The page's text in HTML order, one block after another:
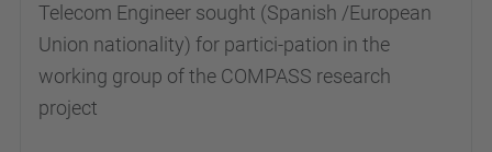
Telecom Engineer sought (Spanish /European
Union nationality) for partici-pation in the
working group of the COMPASS research
project